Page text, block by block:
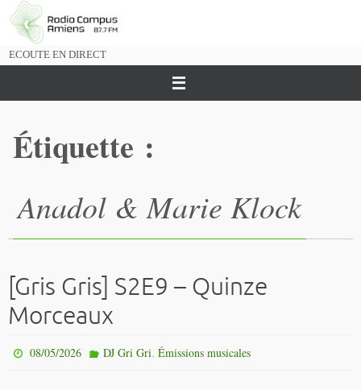
Passer
vers
ECOUTE EN DIRECT
Étiquette :
Anadol & Marie Klock
[Gris Gris] S2E9 – Quinze
Morceaux
08/05/2026 DJ Gri Gri, Émissions musicales